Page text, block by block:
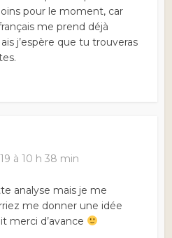
pour le moment, car
me prend déjà
j’espère que tu trouveras
à 10 h 38 min
analyse mais je me
me donner une idée
merci d’avance